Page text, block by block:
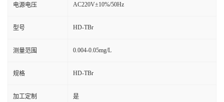
电源电压 AC220V±10%/50Hz
型号 HD-TBr
测量范围 0.004-0.05mg/L
规格 HD-TBr
加工定制 是